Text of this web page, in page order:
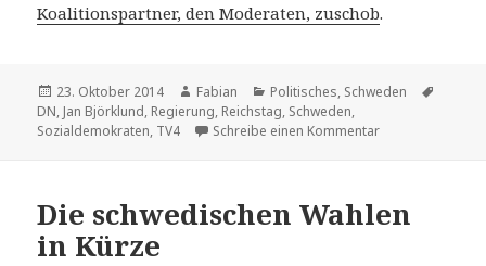
Koalitionspartner, den Moderaten, zuschob.
Veröffentlicht
am
23. Oktober 2014 Autor
Fabian Kategorien
Politisches, Schweden
DN, Jan Björklund, Regierung, Reichstag, Schweden,
Sozialdemokraten, TV4 Schreibe einen Kommentarzu
Die schwedischen Wahlen
in Kürze